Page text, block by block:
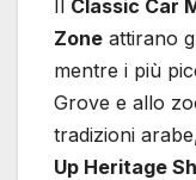
Il Classic Car
Zone attirano
mentre i più
Grove e allo
tradizioni
Up Heritage